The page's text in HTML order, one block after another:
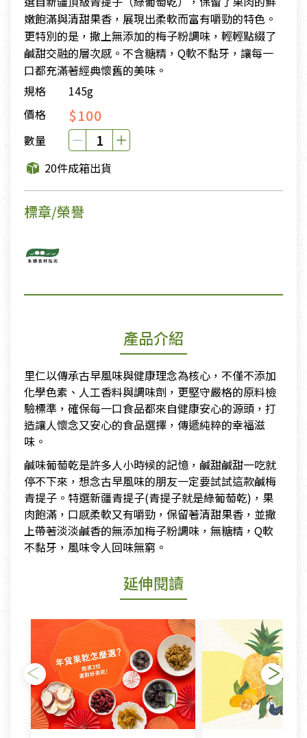
嫩飽滿與清甜果香，展現出柔軟而富有嚼勁的特色。
更特別的是，撒上無添加的梅子粉調味，輕輕點綴了
鹹甜交融的層次感。不含糖精，Q軟不黏牙，讓每一
口都充滿著經典懷舊的美味。
規格
145g
價格
$100
數量
20件成箱出貨
標章/榮譽
產品介紹
里仁以傳承古早風味與健康理念為核心，不僅不添加
化學色素、人工香料與調味劑，更堅守嚴格的原料檢
驗標準，確保每一口食品都來自健康安心的源頭，打
造讓人懷念又安心的食品選擇，傳遞純粹的幸福滋
味。
鹹味葡萄乾是許多人小時候的記憶，鹹甜鹹甜一吃就
停不下來，想念古早風味的朋友一定要試試這款鹹梅
青提子。特選新疆青提子(青提子就是綠葡萄乾)，果
肉飽滿，口感柔軟又有嚼勁，保留著清甜果香，並撒
上帶著淡淡鹹香的無添加梅子粉調味，無糖精，Q軟
不黏牙，風味令人回味無窮。
延伸閱讀